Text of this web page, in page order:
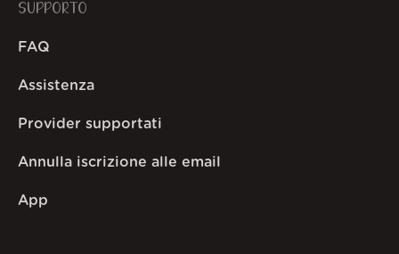
SUPPORTO
FAQ
Assistenza
Provider supportati
Annulla iscrizione alle email
App